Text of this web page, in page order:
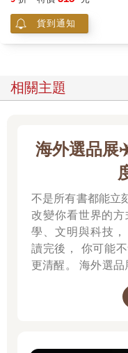
重在，對讀者有精準的溝
輯、文章有結構，內容具
精準寫作可以拆解成兩個
別是「精簡」、「精巧」
另個角度是「準」。準在
定溝通的對象，接著站在
與期待，再來設定文章如
本認知。經過深思熟慮之
「精深」三個特色，徹底
在這個前提下，精準寫作
重要細節、數據與例子，
是美感文字的修飾。
寫作是心智綜合能力的呈
貨到通知
相關主題
海外選品展
不是所有書都能立
改變你看世界的方式 歷史、哲學、政治、
學、文明與科技，
讀完後， 你可能
更清醒。 海外選品展，1折起 限量空運商品，先